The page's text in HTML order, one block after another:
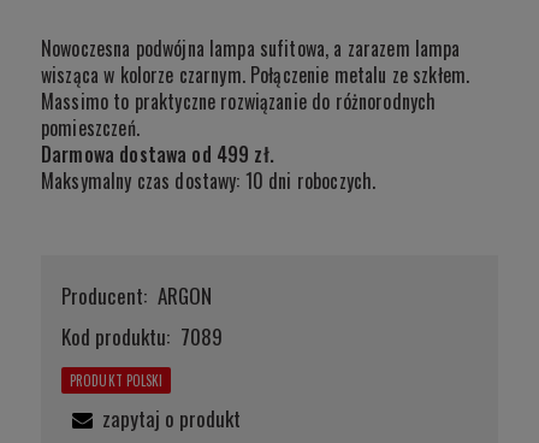
Nowoczesna podwójna lampa sufitowa, a zarazem lampa
wisząca w kolorze czarnym. Połączenie metalu ze szkłem.
Massimo to praktyczne rozwiązanie do różnorodnych
pomieszczeń.
Darmowa dostawa od 499 zł.
Maksymalny czas dostawy: 10 dni roboczych.
Producent: ARGON
Kod produktu: 7089
PRODUKT POLSKI
zapytaj o produkt